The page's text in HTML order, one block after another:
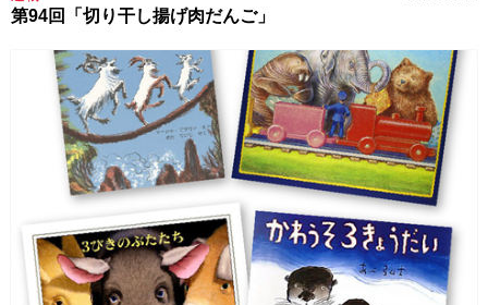
第94回「切り干し揚げ肉だんご」